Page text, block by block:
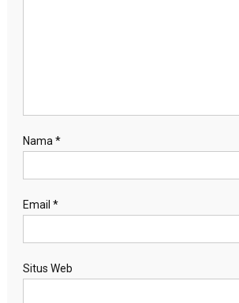
Nama *
Email *
Situs Web